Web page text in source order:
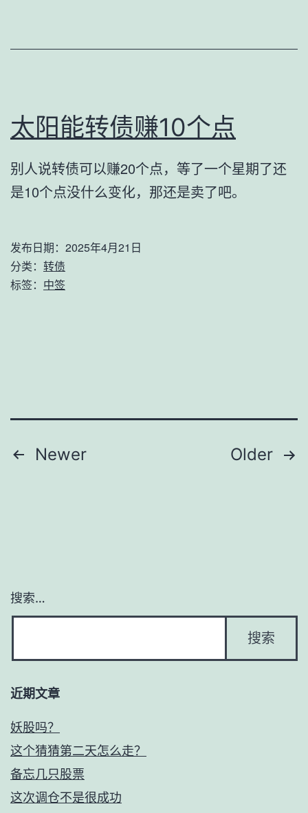
太阳能转债赚10个点
别人说转债可以赚20个点，等了一个星期了还
是10个点没什么变化，那还是卖了吧。
发布日期： 2025年4月21日
分类： 转债
标签： 中签
文
Newer Older
搜索…
近期文章
妖股吗？
这个猜猜第二天怎么走？
备忘几只股票
这次调仓不是很成功